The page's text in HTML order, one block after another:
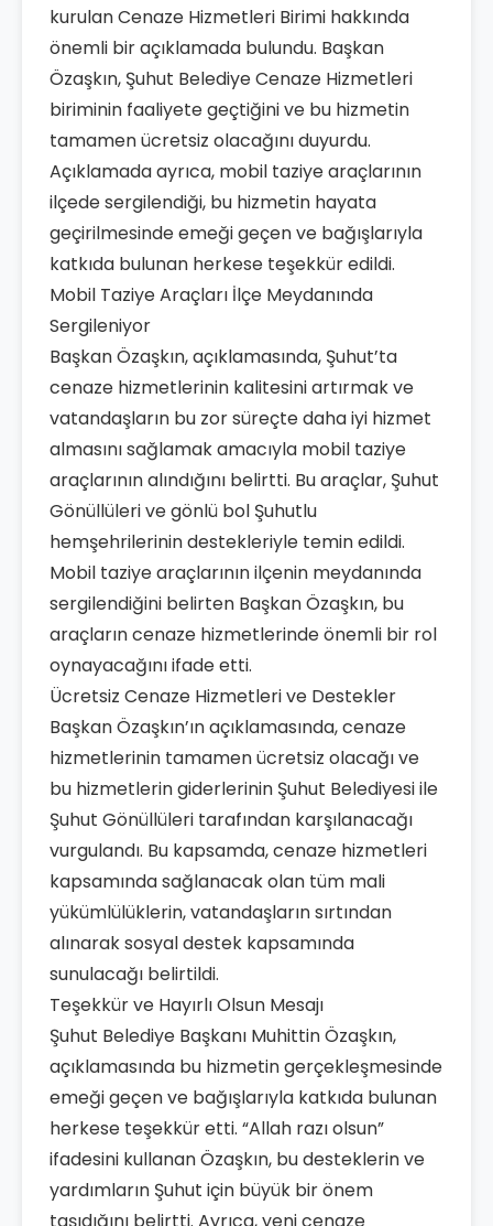
kurulan Cenaze Hizmetleri Birimi hakkında
önemli bir açıklamada bulundu. Başkan
Özaşkın, Şuhut Belediye Cenaze Hizmetleri
biriminin faaliyete geçtiğini ve bu hizmetin
tamamen ücretsiz olacağını duyurdu.
Açıklamada ayrıca, mobil taziye araçlarının
ilçede sergilendiği, bu hizmetin hayata
geçirilmesinde emeği geçen ve bağışlarıyla
katkıda bulunan herkese teşekkür edildi.
Mobil Taziye Araçları İlçe Meydanında
Sergileniyor
Başkan Özaşkın, açıklamasında, Şuhut’ta
cenaze hizmetlerinin kalitesini artırmak ve
vatandaşların bu zor süreçte daha iyi hizmet
almasını sağlamak amacıyla mobil taziye
araçlarının alındığını belirtti. Bu araçlar, Şuhut
Gönüllüleri ve gönlü bol Şuhutlu
hemşehrilerinin destekleriyle temin edildi.
Mobil taziye araçlarının ilçenin meydanında
sergilendiğini belirten Başkan Özaşkın, bu
araçların cenaze hizmetlerinde önemli bir rol
oynayacağını ifade etti.
Ücretsiz Cenaze Hizmetleri ve Destekler
Başkan Özaşkın’ın açıklamasında, cenaze
hizmetlerinin tamamen ücretsiz olacağı ve
bu hizmetlerin giderlerinin Şuhut Belediyesi ile
Şuhut Gönüllüleri tarafından karşılanacağı
vurgulandı. Bu kapsamda, cenaze hizmetleri
kapsamında sağlanacak olan tüm mali
yükümlülüklerin, vatandaşların sırtından
alınarak sosyal destek kapsamında
sunulacağı belirtildi.
Teşekkür ve Hayırlı Olsun Mesajı
Şuhut Belediye Başkanı Muhittin Özaşkın,
açıklamasında bu hizmetin gerçekleşmesinde
emeği geçen ve bağışlarıyla katkıda bulunan
herkese teşekkür etti. “Allah razı olsun”
ifadesini kullanan Özaşkın, bu desteklerin ve
yardımların Şuhut için büyük bir önem
taşıdığını belirtti. Ayrıca, yeni cenaze